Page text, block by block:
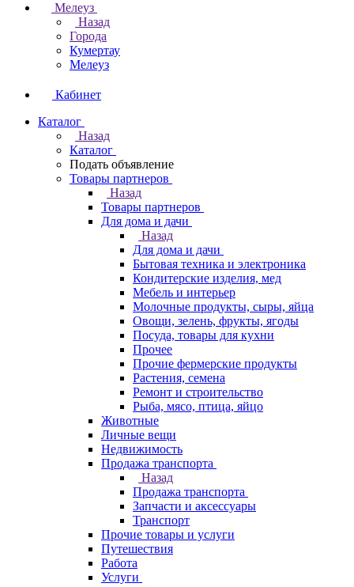
Мелеуз
Назад
Города
Кумертау
Мелеуз
Кабинет
Каталог
Назад
Каталог
Подать объявление
Товары партнеров
Назад
Товары партнеров
Для дома и дачи
Назад
Для дома и дачи
Бытовая техника и электроника
Кондитерские изделия, мед
Мебель и интерьер
Молочные продукты, сыры, яйца
Овощи, зелень, фрукты, ягоды
Посуда, товары для кухни
Прочее
Прочие фермерские продукты
Растения, семена
Ремонт и строительство
Рыба, мясо, птица, яйцо
Животные
Личные вещи
Недвижимость
Продажа транспорта
Назад
Продажа транспорта
Запчасти и аксессуары
Транспорт
Прочие товары и услуги
Путешествия
Работа
Услуги